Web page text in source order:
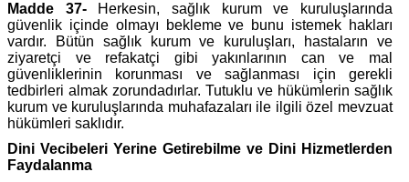
Madde 37-Herkesin, sağlık kurum ve kuruluşlarında
güvenlik içinde olmayı bekleme ve bunu istemek hakları
vardır. Bütün sağlık kurum ve kuruluşları, hastaların ve
ziyaretçi ve refakatçi gibi yakınlarının can ve mal
güvenliklerinin korunması ve sağlanması için gerekli
tedbirleri almak zorundadırlar. Tutuklu ve hükümlerin sağlık
kurum ve kuruluşlarında muhafazaları ile ilgili özel mevzuat
hükümleri saklıdır.
Dini Vecibeleri Yerine Getirebilme ve Dini Hizmetlerden
Faydalanma